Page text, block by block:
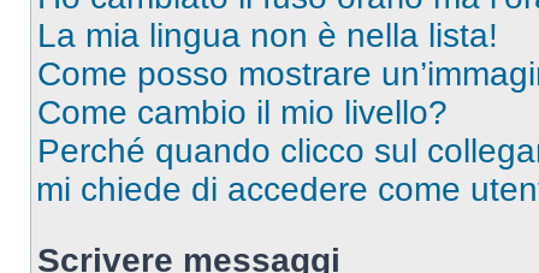
La mia lingua non è nella lista!
Come posso mostrare
Come cambio il mio livello?
Perché quando clicco sul
mi chiede di accedere come
Scrivere messaggi